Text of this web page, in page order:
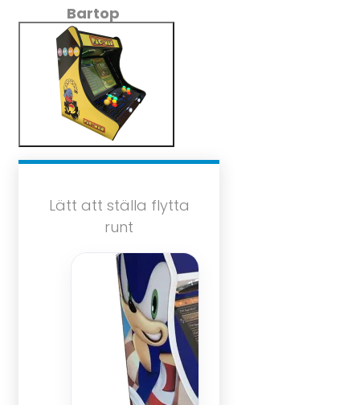
Bartop
Lätt att ställa flytta
runt